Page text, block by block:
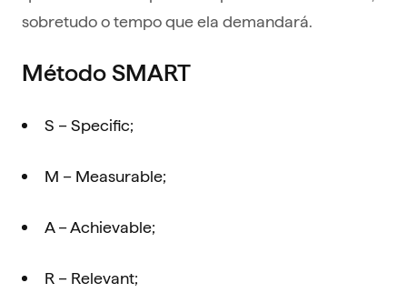
sobretudo o tempo que ela demandará.
Método SMART
S – Specific;
M – Measurable;
A – Achievable;
R – Relevant;